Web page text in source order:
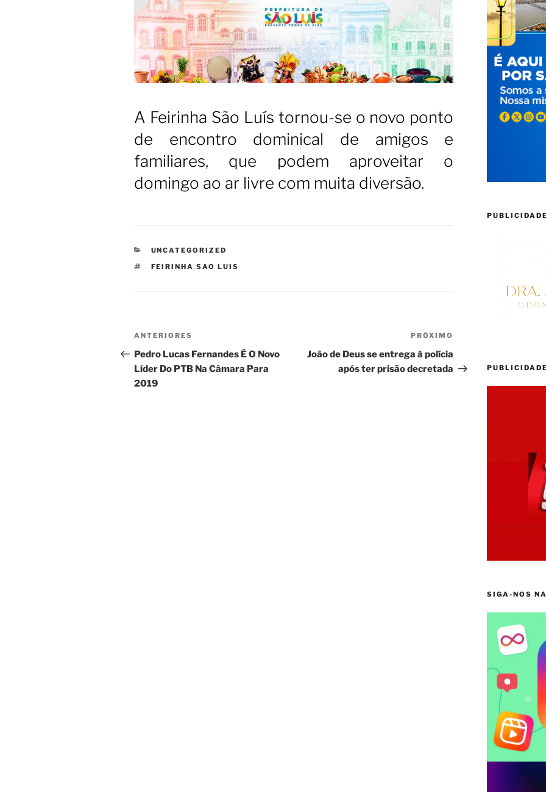
A Feirinha São Luís tornou-se o novo ponto
de encontro dominical de amigos e
familiares, que podem aproveitar o
domingo ao ar livre com muita diversão.
CATEGORIAS
UNCATEGORIZED
TAGS
FEIRINHA SAO LUIS
Navegação
de
Post
Post
anterior
ANTERIORES
Pedro Lucas Fernandes É O Novo
Líder Do PTB Na Câmara Para
2019
PRÓXIMO
João de Deus se entrega à polícia
após ter prisão decretada
SIGA-NOS